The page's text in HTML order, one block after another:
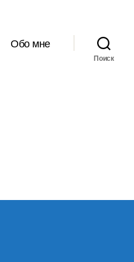
Обо мне
Поиск